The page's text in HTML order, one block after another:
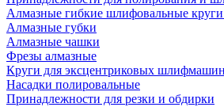
Алмазные гибкие шлифовальные
Алмазные губки
Алмазные чашки
Фрезы алмазные
Круги для эксцентриковых шлифмашин
Насадки полировальные
Принадлежности для резки и обдирки